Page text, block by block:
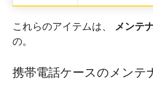
これらのアイテムは、 メンテ
の。
携帯電話ケースのメンテ